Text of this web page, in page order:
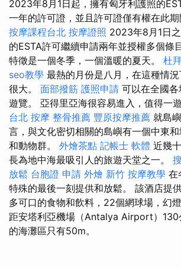
2023年8月1日起，擁有匈牙利護照的
一年的許可證，並且許可證僅有權在此期
按摩課程台北 按摩證照 2023年8月1日
的ESTA許可繼續申請兩年並授權多個條
特徵是一個冬季，一個溫暖的夏天。 杜
seo教學 最熱的月份是八月，在這種情
很大。 面部撥筋 護照申請 可以在全國
遊覽。 亞得里亞海很容易進入，值得一
台北 按摩 整骨推薦 豐原按摩推薦 就島
言，與文化密切相關的島嶼有一個中東
和動物群。 外燴茶點 記帳士 軟體 近幾
長為地中海最吸引人的旅遊天堂之一。
放鬆 台胞證 申請 外燴 新竹 按摩教學 在
特殊的最後一刻提供和放鬆。 該酒店提
多可口的食物和飲料，22個網球場，幻
距安塔利亞機場（Antalya Airport）130
的海灘區只有50m。